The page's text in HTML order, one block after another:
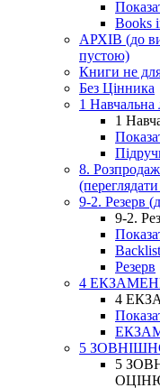
Books
АРХІВ (до
пустою)
Книги не
Без Цінника
1 Навчальна
1
8. Розпродаж
9-2. Резерв
9-2.
Backlist
Резерв
4
4
5
5